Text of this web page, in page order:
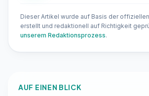
Dieser Artikel wurde auf Basis der
erstellt und redaktionell auf Richtigkeit
unserem Redaktionsprozess.
AUF EINEN BLICK